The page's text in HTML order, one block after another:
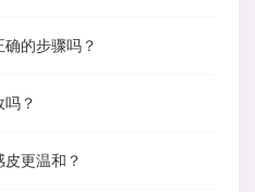
的步骤吗？
？
更温和？